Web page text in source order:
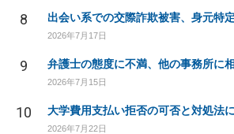
8 出会い系での交際詐欺被害、身元特
2026年7月17日
9 弁護士の態度に不満、他の事務所に
2026年7月15日
10 大学費用支払い拒否の可否と対処法
2026年7月22日